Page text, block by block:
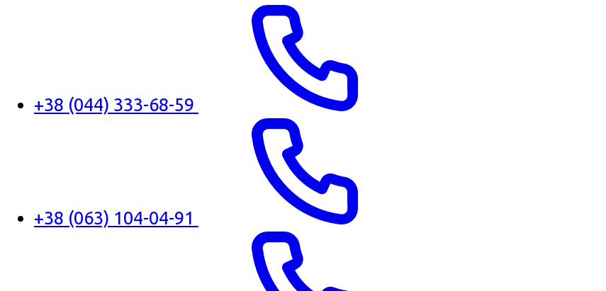
+38 (044) 333-68-59
+38 (063) 104-04-91